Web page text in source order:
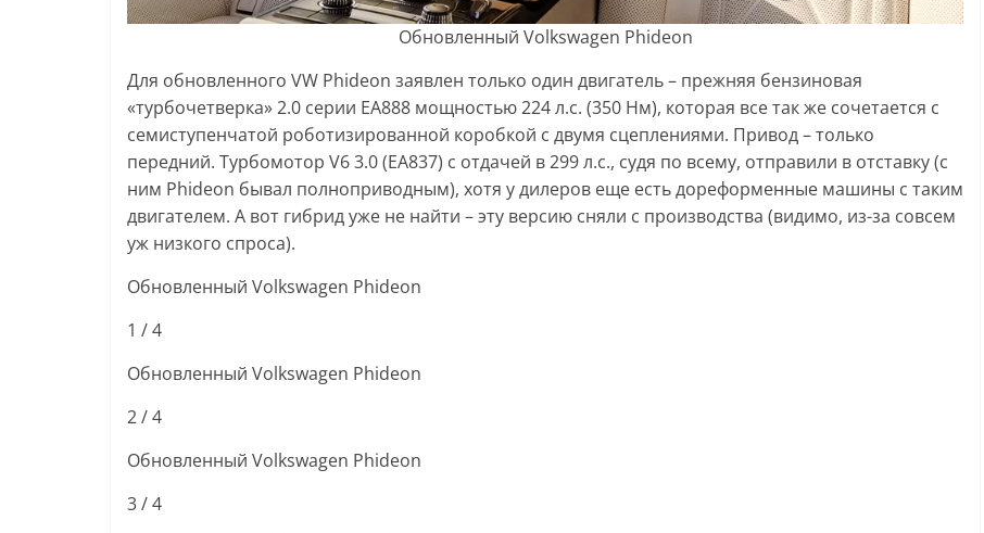
Обновленный Volkswagen Phideon
Для обновленного VW Phideon заявлен только один двигатель – прежняя бензиновая
«турбочетверка» 2.0 серии EA888 мощностью 224 л.с. (350 Нм), которая все так же сочетается с
семиступенчатой роботизированной коробкой с двумя сцеплениями. Привод – только
передний. Турбомотор V6 3.0 (EA837) с отдачей в 299 л.с., судя по всему, отправили в отставку (с
ним Phideon бывал полноприводным), хотя у дилеров еще есть дореформенные машины с таким
двигателем. А вот гибрид уже не найти – эту версию сняли с производства (видимо, из-за совсем
уж низкого спроса).
Обновленный Volkswagen Phideon
1 / 4
Обновленный Volkswagen Phideon
2/ 4
Обновленный Volkswagen Phideon
3/ 4